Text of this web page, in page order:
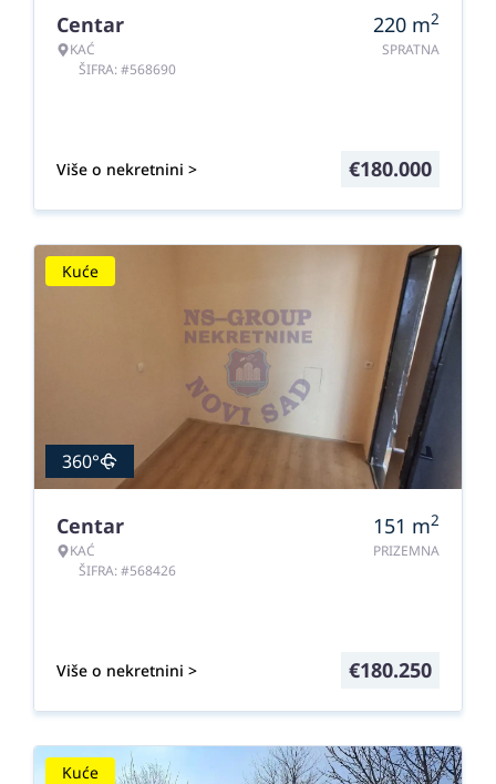
Centar
KAĆ
ŠIFRA: #568690
220 m2
SPRATNA
Više o nekretnini > €180.000
Kuće
360°
Centar
KAĆ
ŠIFRA: #568426
151 m2
PRIZEMNA
Više o nekretnini > €180.250
Kuće